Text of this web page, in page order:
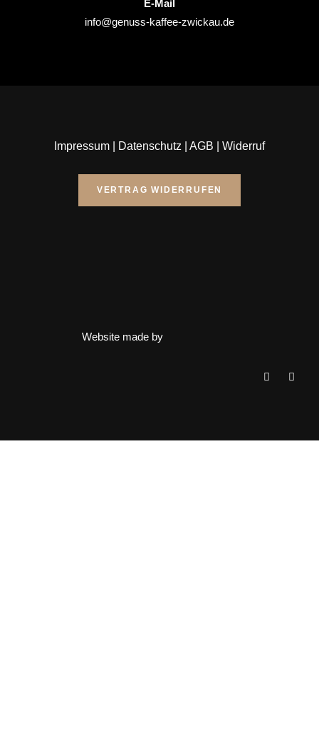
E-Mail
info@genuss-kaffee-zwickau.de
Impressum| Datenschutz| AGB Widerruf
VERTRAG WIDERRUFEN
Website made by